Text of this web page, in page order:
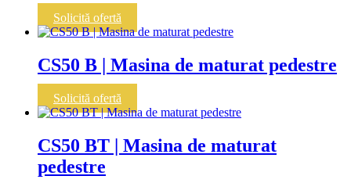
Solicită ofertă
CS50 B | Masina de maturat pedestre
Solicită ofertă
CS50 BT | Masina de maturat
pedestre